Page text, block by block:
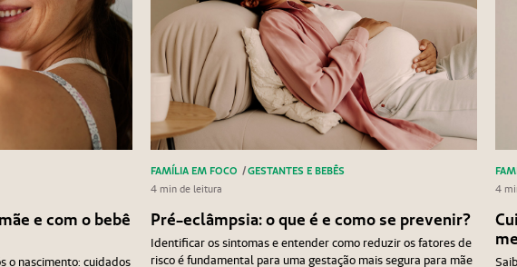
e com o bebê
o nascimento: cuidados
FAMÍLIA EM FOCO /GESTANTES E BEBÊS
4 min de leitura
Pré-eclâmpsia: o que é e como se prevenir?
Identificar os sintomas e entender como reduzir os fatores de
risco é fundamental para uma gestação mais segura para mãe
4